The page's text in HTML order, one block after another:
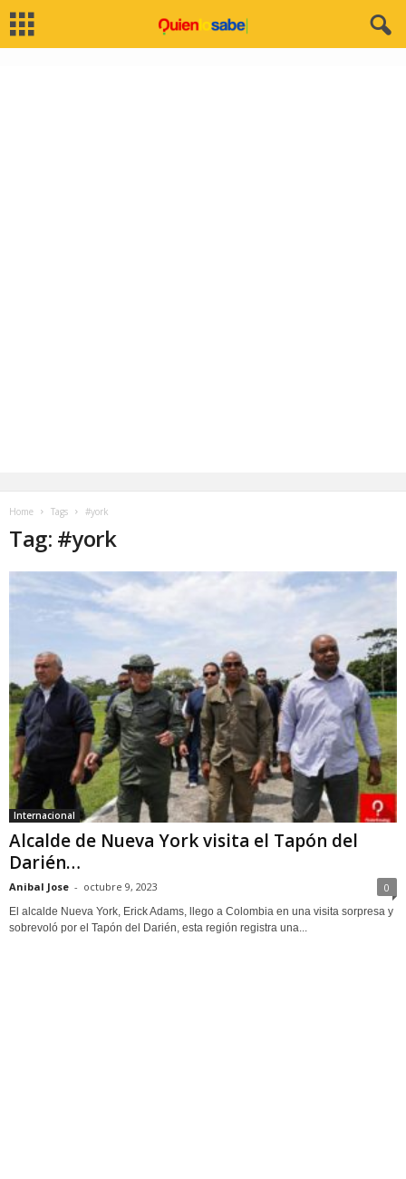
Home Tags #york
Tag: #york
Internacional
Alcalde de Nueva York visita el Tapón del
Darién…
Anibal Jose - octubre 9, 2023 0
El alcalde Nueva York, Erick Adams, llego a Colombia en una visita sorpresa y
sobrevoló por el Tapón del Darién, esta región registra una...